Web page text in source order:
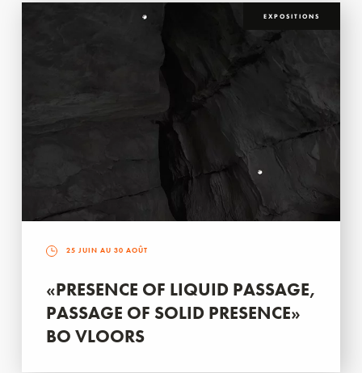
EXPOSITIONS
25 JUIN AU 30 AOÛT
«PRESENCE OF LIQUID PASSAGE,
PASSAGE OF SOLID PRESENCE»
BO VLOORS